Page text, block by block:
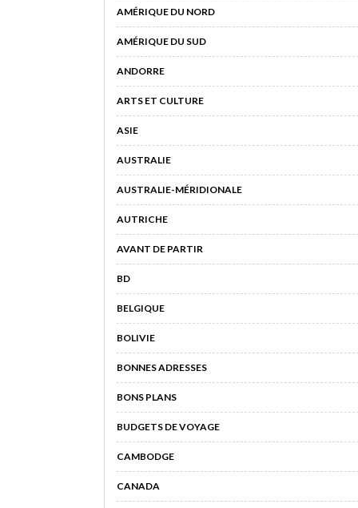
AMÉRIQUE DU NORD
AMÉRIQUE DU SUD
ANDORRE
ARTS ET CULTURE
ASIE
AUSTRALIE
AUSTRALIE-MÉRIDIONALE
AUTRICHE
AVANT DE PARTIR
BD
BELGIQUE
BOLIVIE
BONNES ADRESSES
BONS PLANS
BUDGETS DE VOYAGE
CAMBODGE
CANADA